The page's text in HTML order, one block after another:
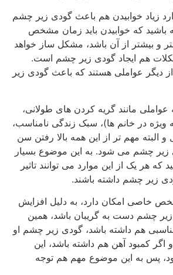
زیاد خوابیدن هم باعث گودی زیر چشم
که خوابیدن باید زمان مشخص
و بیشتر از آن باشد، مشکل ساز خواهد
هم ایجاد گودی زیر چشم است.
عواملی هستند که باعث گودی زیر
مانند گریه کردن های طولانی،
در خانم ها)، سبک زندگی نامناسب،
مهم تر از این همه بالا رفتن سن
چشم می شود. به این موضوع بسیار
هر یک از این موارد می توانند تاثیر
چشم داشته باشند.
خاصی امکان دارد، به دلیل افزایش
چشم دست به گریبان باشد، همین
هم داشته باشد، گودی زیر چشم او
کمبود آهن هم داشته باشد، این
پس به این موضوع مهم هم توجه